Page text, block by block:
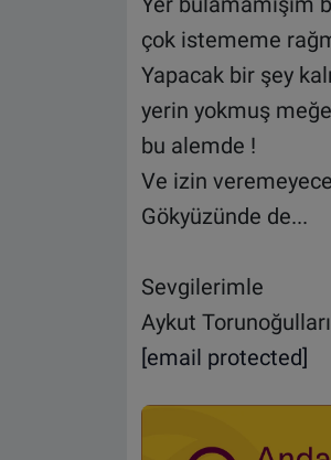
çok istememe
Yapacak bir şey
yerin yokmuş
bu alemde !
Ve izin
Gökyüzünde de...
Sevgilerimle
Aykut Torunoğulları
[email protected]